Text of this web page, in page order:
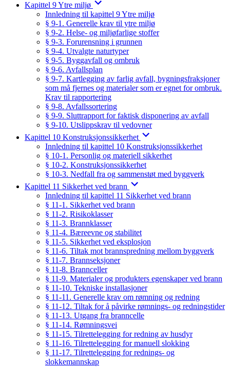
Kapittel 9 Ytre miljø
Innledning til kapittel 9 Ytre miljø
§ 9-1. Generelle krav til ytre miljø
§ 9-2. Helse- og miljøfarlige stoffer
§ 9-3. Forurensning i grunnen
§ 9-4. Utvalgte naturtyper
§ 9-5. Byggavfall og ombruk
§ 9-6. Avfallsplan
§ 9-7. Kartlegging av farlig avfall, bygningsfraksjoner
som må fjernes og materialer som er egnet for ombruk.
Krav til rapportering
§ 9-8. Avfallssortering
§ 9-9. Sluttrapport for faktisk disponering av avfall
§ 9-10. Utslippskrav til vedovner
Kapittel 10 Konstruksjonssikkerhet
Innledning til kapittel 10 Konstruksjonssikkerhet
§ 10-1. Personlig og materiell sikkerhet
§ 10-2. Konstruksjonssikkerhet
§ 10-3. Nedfall fra og sammenstøt med byggverk
Kapittel 11 Sikkerhet ved brann
Innledning til kapittel 11 Sikkerhet ved brann
§ 11-1. Sikkerhet ved brann
§ 11-2. Risikoklasser
§ 11-3. Brannklasser
§ 11-4. Bæreevne og stabilitet
§ 11-5. Sikkerhet ved eksplosjon
§ 11-6. Tiltak mot brannspredning mellom byggverk
§ 11-7. Brannseksjoner
§ 11-8. Brannceller
§ 11-9. Materialer og produkters egenskaper ved brann
§ 11-10. Tekniske installasjoner
§ 11-11. Generelle krav om rømning og redning
§ 11-12. Tiltak for å påvirke rømnings- og redningstider
§ 11-13. Utgang fra branncelle
§ 11-14. Rømningsvei
§ 11-15. Tilrettelegging for redning av husdyr
§ 11-16. Tilrettelegging for manuell slokking
§ 11-17. Tilrettelegging for rednings- og
slokkemannskap